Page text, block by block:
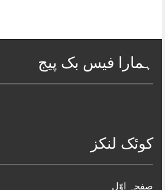
ہمارا فیس بک پیج
کوئک لنکز
صفحہ اوّل